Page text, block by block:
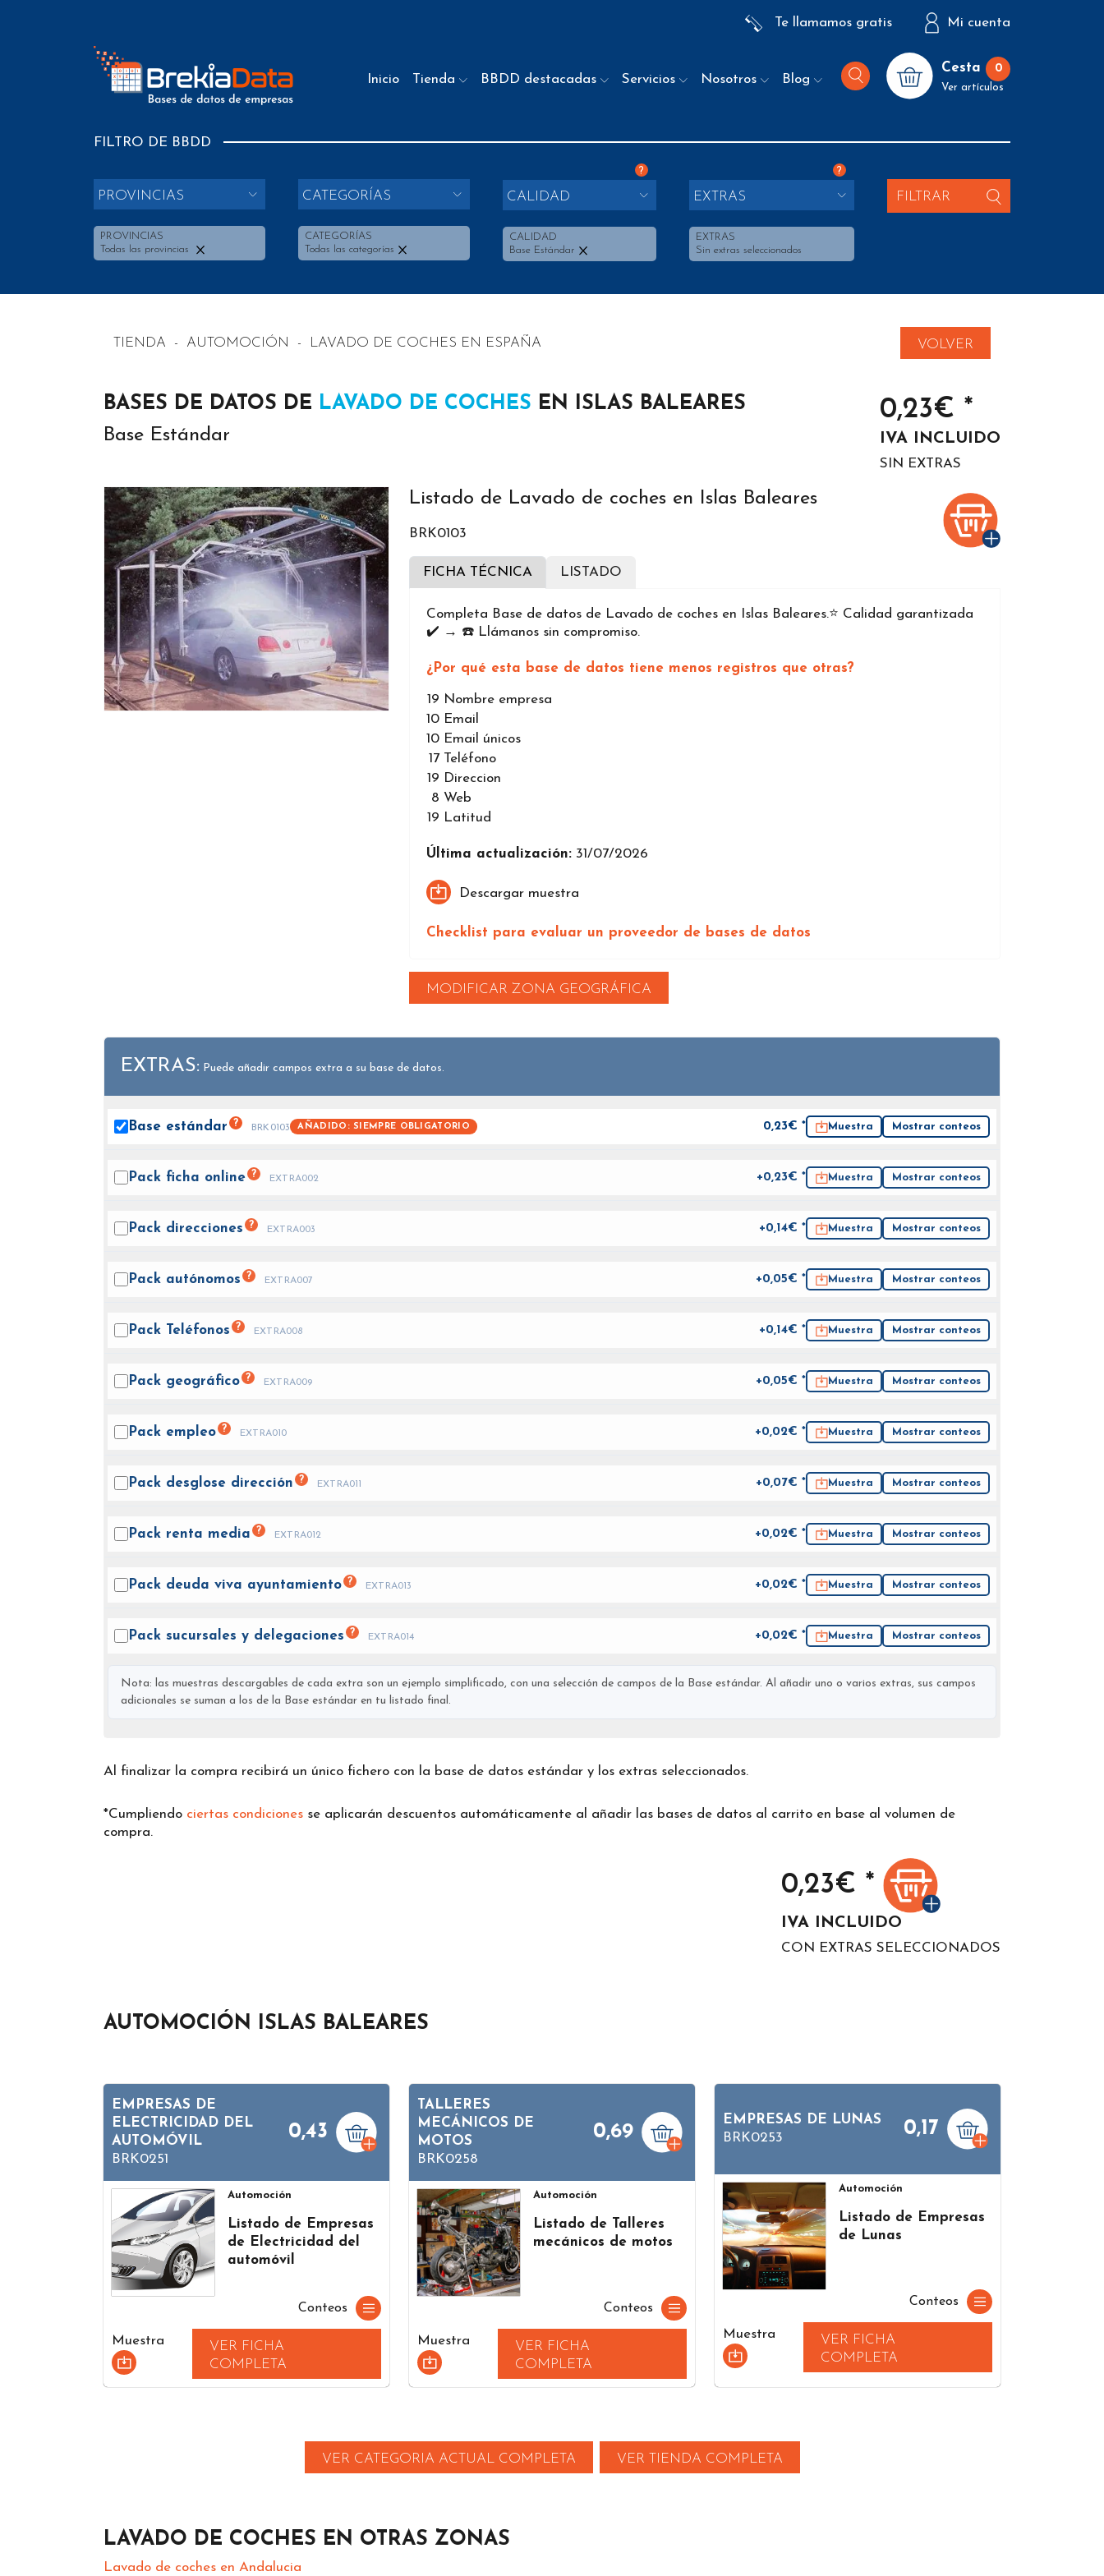
Te llamamos gratis Mi cuenta
Inicio Tienda BBDD destacadas Servicios Nosotros Blog
Cesta 0
Ver artículos
FILTRO DE BBDD
PROVINCIAS
PROVINCIAS
Todas las provincias
CATEGORÍAS
CATEGORÍAS
Todas las categorías
?
CALIDAD
CALIDAD
Base Estándar
?
EXTRAS
EXTRAS
Sin extras seleccionados
FILTRAR
TIENDA - AUTOMOCIÓN - LAVADO DE COCHES EN ESPAÑA VOLVER
BASES DE DATOS DE LAVADO DE COCHES EN ISLAS BALEARES
Base Estándar
0,23€ *
IVA INCLUIDO
SIN EXTRAS
Listado de Lavado de coches en Islas Baleares
BRK0103
FICHA TÉCNICA LISTADO
Completa Base de datos de Lavado de coches en Islas Baleares.⭐️ Calidad garantizada
✔️ → ☎️ Llámanos sin compromiso.
¿Por qué esta base de datos tiene menos registros que otras?
19 Nombre empresa
10 Email
10 Email únicos
17 Teléfono
19 Direccion
8 Web
19 Latitud
Última actualización: 31/07/2026
Descargar muestra
Checklist para evaluar un proveedor de bases de datos
MODIFICAR ZONA GEOGRÁFICA
EXTRAS: Puede añadir campos extra a su base de datos.
Base estándar ? BRK0103 AÑADIDO: SIEMPRE OBLIGATORIO 0,23€ * Muestra Mostrar conteos
Pack ficha online ? EXTRA002 +0,23€ * Muestra Mostrar conteos
Pack direcciones ? EXTRA003 +0,14€ * Muestra Mostrar conteos
Pack autónomos ? EXTRA007 +0,05€ * Muestra Mostrar conteos
Pack Teléfonos ? EXTRA008 +0,14€ * Muestra Mostrar conteos
Pack geográfico ? EXTRA009 +0,05€ * Muestra Mostrar conteos
Pack empleo ? EXTRA010 +0,02€ * Muestra Mostrar conteos
Pack desglose dirección ? EXTRA011 +0,07€ * Muestra Mostrar conteos
Pack renta media ? EXTRA012 +0,02€ * Muestra Mostrar conteos
Pack deuda viva ayuntamiento ? EXTRA013 +0,02€ * Muestra Mostrar conteos
Pack sucursales y delegaciones ? EXTRA014 +0,02€ * Muestra Mostrar conteos
Nota: las muestras descargables de cada extra son un ejemplo simplificado, con una selección de campos de la Base estándar. Al añadir uno o varios extras, sus campos
adicionales se suman a los de la Base estándar en tu listado final.
Al finalizar la compra recibirá un único fichero con la base de datos estándar y los extras seleccionados.
*Cumpliendo ciertas condiciones se aplicarán descuentos automáticamente al añadir las bases de datos al carrito en base al volumen de
compra.
0,23€ *
IVA INCLUIDO
CON EXTRAS SELECCIONADOS
AUTOMOCIÓN ISLAS BALEARES
EMPRESAS DE
ELECTRICIDAD DEL
AUTOMÓVIL
BRK0251
0,43
Automoción
Listado de Empresas
de Electricidad del
automóvil
Conteos
Muestra
VER FICHA
COMPLETA
TALLERES
MECÁNICOS DE
MOTOS
BRK0258
0,69
Automoción
Listado de Talleres
mecánicos de motos
Conteos
Muestra
VER FICHA
COMPLETA
EMPRESAS DE LUNAS
BRK0253
0,17
Automoción
Listado de Empresas
de Lunas
Conteos
Muestra
VER FICHA
COMPLETA
VER CATEGORIA ACTUAL COMPLETA VER TIENDA COMPLETA
LAVADO DE COCHES EN OTRAS ZONAS
Lavado de coches en Andalucia